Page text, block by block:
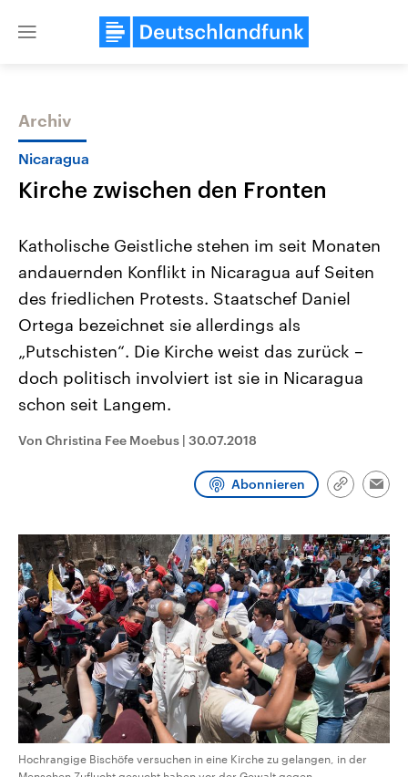
Close
Themen
Landtagswahl Sachsen-Anhalt
2026
Alle Informationen
Sachsen-Anhalt wählt am 6.
September 2026 einen neuen
Landtag. Seit 2021 wird das
Bundesland von einer Koalition aus
Umfragen, Prognosen,
Wahlprogramme, aktuelle Berichte
und Kandidaten der anstehenden
Aktuelle Beiträge,
Hintergründe
Wirtschaftlich und
gehören die Vereinigten
den mächtigsten Ländern
Archiv
Nicaragua
Kirche zwischen den Fronten
Katholische Geistliche stehen im seit Monaten
andauernden Konflikt in Nicaragua auf Seiten
des friedlichen Protests. Staatschef Daniel
Ortega bezeichnet sie allerdings als
„Putschisten“. Die Kirche weist das zurück –
doch politisch involviert ist sie in Nicaragua
schon seit Langem.
Von Christina Fee Moebus | 30.07.2018
Abonnieren
Link
Hochrangige Bischöfe versuchen in eine Kirche zu gelangen, in der